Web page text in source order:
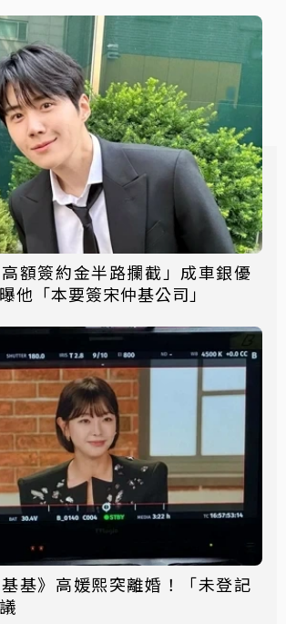
額簽約金半路攔截」成車銀優
「本要簽宋仲基公司」
基基》高媛熙突離婚！「未登記